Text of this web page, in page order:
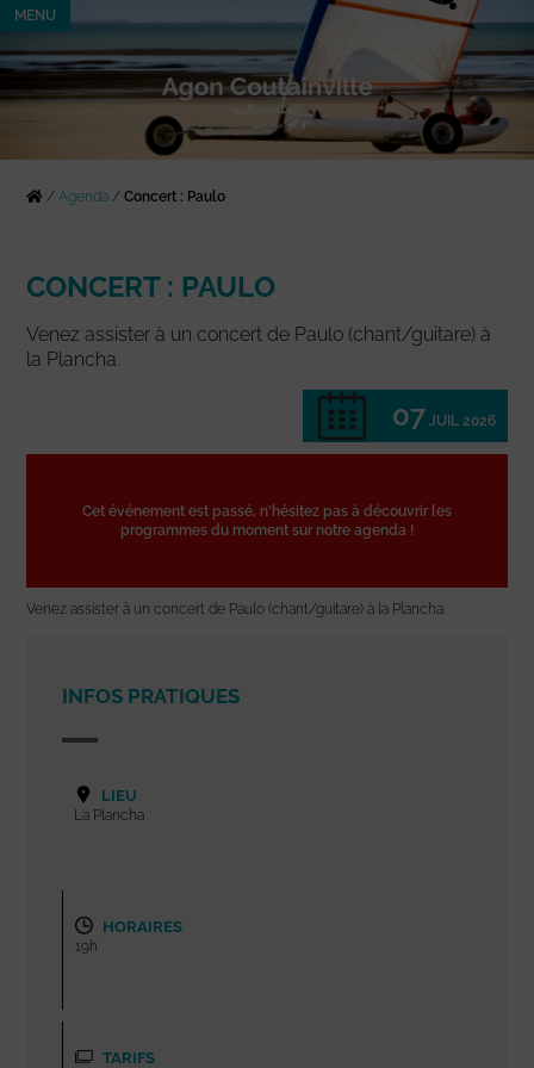
MENU
/Agenda /Concert : Paulo
CONCERT : PAULO
Venez assister à un concert de Paulo (chant/guitare) à
la Plancha.
07 JUIL 2026
Cet événement est passé, n'hésitez pas à découvrir les
programmes du moment sur notre agenda !
Venez assister à un concert de Paulo (chant/guitare) à la Plancha.
INFOS PRATIQUES
LIEU
La Plancha
HORAIRES
19h
TARIFS